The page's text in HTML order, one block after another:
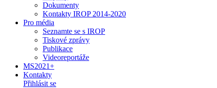
Dokumenty
Kontakty IROP 2014-2020
Pro média
Seznamte se s IROP
Tiskové zprávy
Publikace
Videoreportáže
MS2021+
Kontakty
Přihlásit se